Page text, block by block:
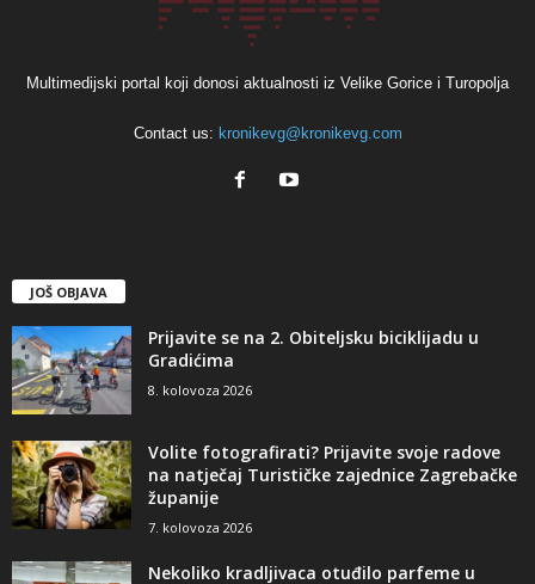
Multimedijski portal koji donosi aktualnosti iz Velike Gorice i Turopolja
Contact us: kronikevg@kronikevg.com
JOŠ OBJAVA
Prijavite se na 2. Obiteljsku biciklijadu u
Gradićima
8. kolovoza 2026
Volite fotografirati? Prijavite svoje radove
na natječaj Turističke zajednice Zagrebačke
županije
7. kolovoza 2026
Nekoliko kradljivaca otuđilo parfeme u